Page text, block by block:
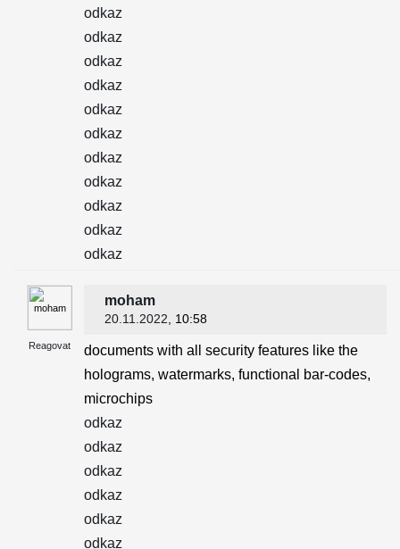
odkaz
odkaz
odkaz
odkaz
odkaz
odkaz
odkaz
odkaz
odkaz
odkaz
odkaz
Reagovat
moham
20.11.2022 , 10:58
documents with all security features like the
holograms, watermarks, functional bar-codes,
microchips
odkaz
odkaz
odkaz
odkaz
odkaz
odkaz